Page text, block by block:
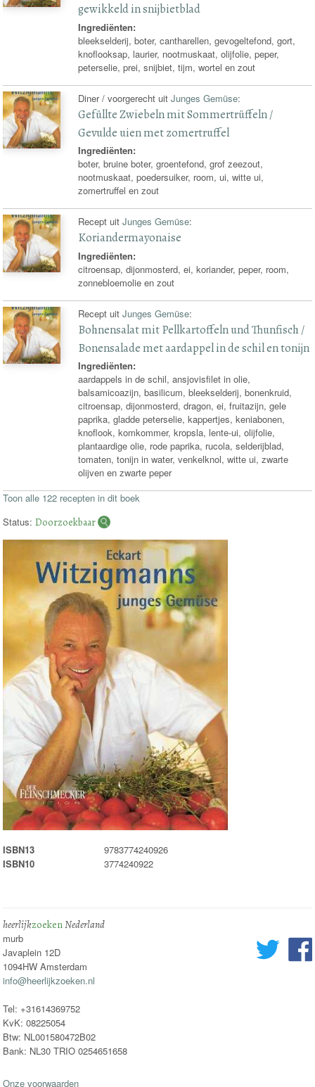
gewikkeld in snijbietblad
Ingrediënten:
bleekselderij, boter, cantharellen, gevogeltefond, gort,
knoflooksap, laurier, nootmuskaat, olijfolie, peper,
peterselie, prei, snijbiet, tijm, wortel en zout
Diner / voorgerecht uitJunges Gemüse:
Gefüllte Zwiebeln mit Sommertrüffeln /
Gevulde uien met zomertruffel
Ingrediënten:
boter, bruine boter, groentefond, grof zeezout,
nootmuskaat, poedersuiker, room, ui, witte ui,
zomertruffel en zout
Recept uitJunges Gemüse:
Koriandermayonaise
Ingrediënten:
citroensap, dijonmosterd, ei, koriander, peper, room,
zonnebloemolie en zout
Recept uitJunges Gemüse:
Bohnensalat mit Pellkartoffeln und Thunfisch /
Bonensalade met aardappel in de schil en tonijn
Ingrediënten:
aardappels in de schil, ansjovisfilet in olie,
balsamicoazijn, basilicum, bleekselderij, bonenkruid,
citroensap, dijonmosterd, dragon, ei, fruitazijn, gele
paprika, gladde peterselie, kappertjes, keniabonen,
knoflook, komkommer, kropsla, lente-ui, olijfolie,
plantaardige olie, rode paprika, rucola, selderijblad,
tomaten, tonijn in water, venkelknol, witte ui, zwarte
olijven en zwarte peper
Toon alle 122 recepten in dit boek
Status:Doorzoekbaar
ISBN13
9783774240926
ISBN10
3774240922
heerlijkzoekenNederland
murb
Javaplein 12D
1094HW Amsterdam
info@heerlijkzoeken.nl
Tel: +31614369752
KvK: 08225054
Btw: NL001580472B02
Bank: NL30 TRIO 0254651658
Onze voorwaarden